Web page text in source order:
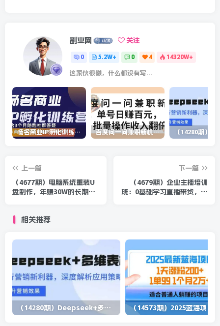
副业网 关注
0 5.2W+ 0 4 14320W+
这家伙很懒，什么都没有写...
杨名商业IP孵化训练营，从商业到内容到转化一站式学 价值5980元 百度问一问兼职新机遇，单号日赚百元，批量操作收入翻倍
上一篇
（4677期）电脑系统重装U
盘制作，年赚30W的长期项
下一篇
（4679期）企业主播培训
班：0基础学习直播带货，建
相关推荐
（14280期）Deepseek+多维表格，银行营销新利器，深度解析应用策略，提升营销效果